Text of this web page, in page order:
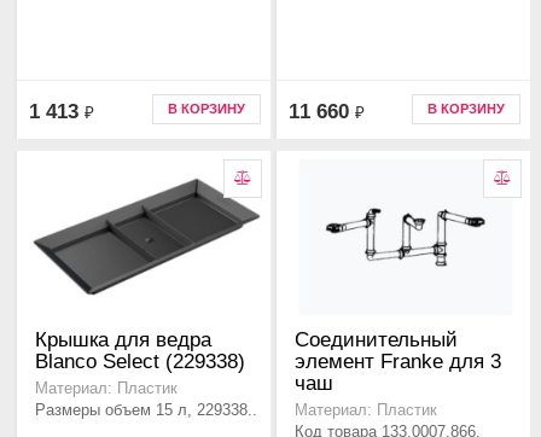
1 413 ₽ В КОРЗИНУ 11 660 ₽ В КОРЗИНУ
Крышка для ведра
Blanco Select (229338)
Материал: Пластик
Размеры объем 15 л, 229338..
Соединительный
элемент Franke для 3
чаш
Материал: Пластик
Код товара 133.0007.866,